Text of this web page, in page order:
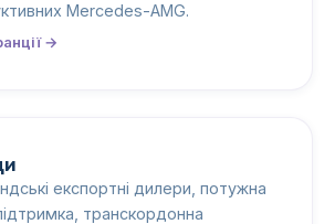
Mercedes-AMG.
→
експортні дилери, потужна
транскордонна